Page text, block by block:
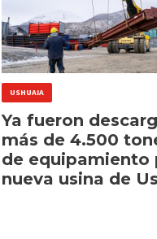
USHUAIA
Ya fueron
más de 4.500
de equipamiento
nueva usina de